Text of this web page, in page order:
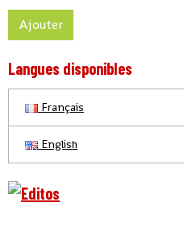
Ajouter
Langues disponibles
Français
English